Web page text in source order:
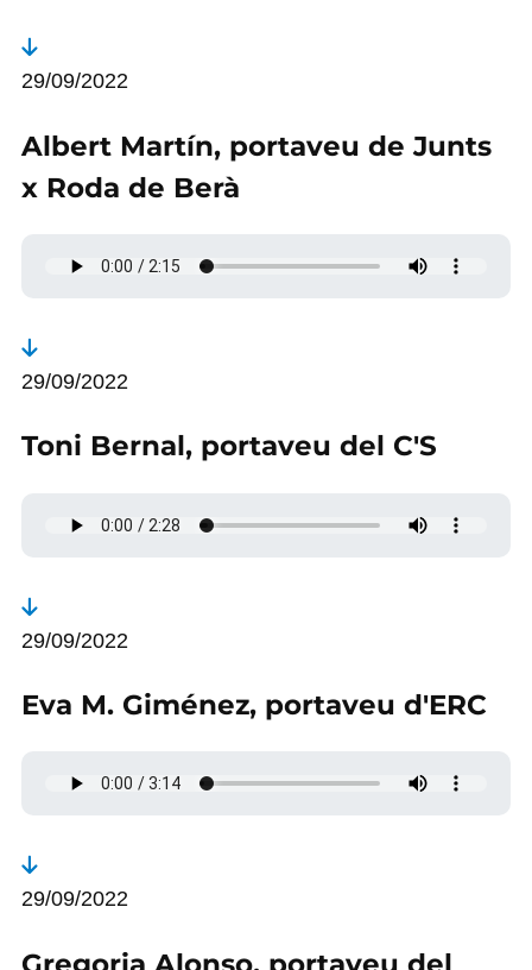
29/09/2022
Albert Martín, portaveu de Junts
x Roda de Berà
29/09/2022
Toni Bernal, portaveu del C'S
29/09/2022
Eva M. Giménez, portaveu d'ERC
29/09/2022